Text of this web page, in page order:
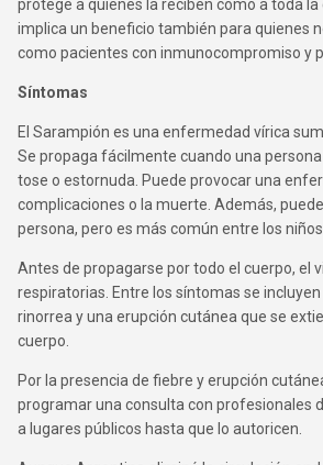
protege a quienes la reciben como a toda la
implica un beneficio también para quienes
como pacientes con inmunocompromiso y
Síntomas
El Sarampión es una enfermedad vírica
Se propaga fácilmente cuando una
tose o estornuda. Puede provocar una
complicaciones o la muerte. Además,
persona, pero es más común entre los niños.
Antes de propagarse por todo el cuerpo, el
respiratorias. Entre los síntomas se
rinorrea y una erupción cutánea que se
cuerpo.
Por la presencia de fiebre y erupción
programar una consulta con profesionales
a lugares públicos hasta que lo autoricen.